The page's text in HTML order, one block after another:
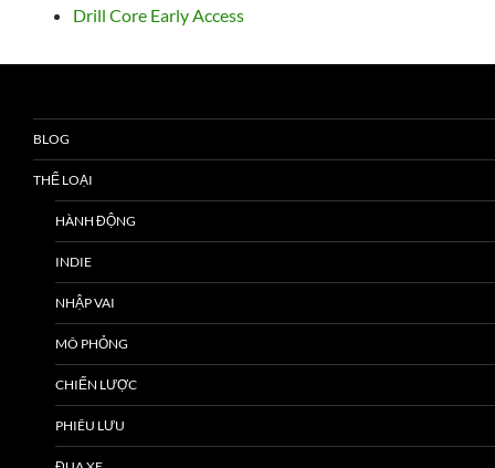
Drill Core Early Access
BLOG
THỂ LOẠI
HÀNH ĐỘNG
INDIE
NHẬP VAI
MÔ PHỎNG
CHIẾN LƯỢC
PHIÊU LƯU